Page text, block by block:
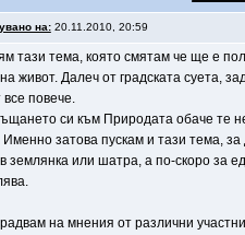
на:20.11.2010, 20:59
тази тема, която смятам че ще е
живот. Далеч от градската суета,
все повече.
си към Природата обаче те
Именно затова пускам и тази тема,
землянка или шатра, а по-скоро за
на мнения от различни